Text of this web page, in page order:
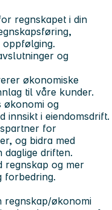
regnskapet i din
oppfølging.
og
økonomiske
til våre kunder.
økonomi og
innsikt i eiendomsdrift.
for
og bidra med
daglige driften.
regnskap og mer
forbedring.
regnskap/økonomi